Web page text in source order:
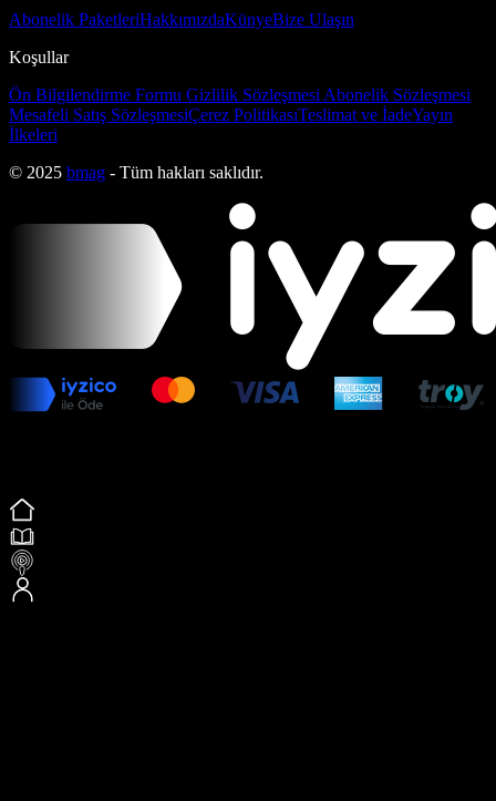
Abonelik PaketleriHakkımızdaKünyeBize Ulaşın
Koşullar
Ön Bilgilendirme Formu Gizlilik Sözleşmesi Abonelik Sözleşmesi
Mesafeli Satış SözleşmesiÇerez PolitikasıTeslimat ve İadeYayın
İlkeleri
© 2025 bmag - Tüm hakları saklıdır.